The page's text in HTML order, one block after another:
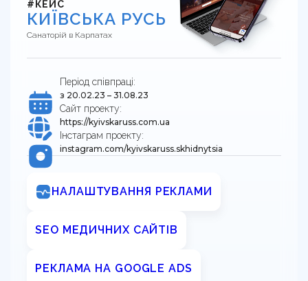
Команда
Відгуки клієнтів про агенцію DOX
Навчання сервісу в клініці
Перевірка сайту на штрафи
Гайд з медичного GEO
UTM-генератор
SEO-перевірка сайту клініки
Брифи
Статті
Контакти
#КЕЙС
КИЇВСЬКА РУСЬ
Санаторій в Карпатах
Період співпраці:
з 20.02.23 – 31.08.23
Сайт проекту:
https://kyivskaruss.com.ua
Інстаграм проекту:
instagram.com/kyivskaruss.skhidnytsia
НАЛАШТУВАННЯ РЕКЛАМИ
SEO МЕДИЧНИХ САЙТІВ
РЕКЛАМА НА GOOGLE ADS